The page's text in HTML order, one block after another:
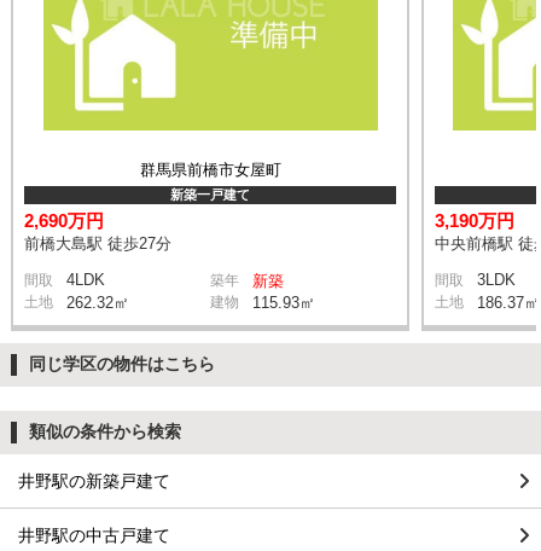
群馬県前橋市女屋町
新築一戸建て
2,690万円
前橋大島駅 徒歩27分
間取 4LDK 築年 新築
土地 262.32㎡ 建物 115.93㎡
3,190万円
中央前橋駅 徒
間取 3LDK
土地 186.37㎡
同じ学区の物件はこちら
類似の条件から検索
井野駅の新築戸建て
井野駅の中古戸建て